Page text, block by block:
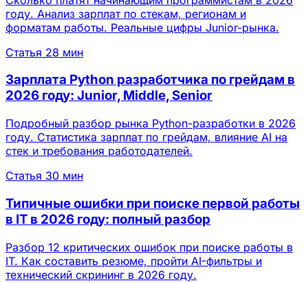
году. Анализ зарплат по стекам, регионам и
форматам работы. Реальные цифры Junior-рынка.
Статья 28 мин
Зарплата Python разработчика по грейдам в
2026 году: Junior, Middle, Senior
Подробный разбор рынка Python-разработки в 2026
году. Статистика зарплат по грейдам, влияние AI на
стек и требования работодателей.
Статья 30 мин
Типичные ошибки при поиске первой работы
в IT в 2026 году: полный разбор
Разбор 12 критических ошибок при поиске работы в
IT. Как составить резюме, пройти AI-фильтры и
технический скрининг в 2026 году.